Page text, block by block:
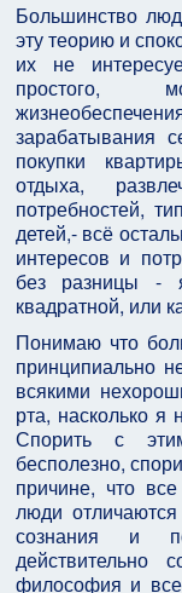
Большинство
эту теорию и
их не
простого,
зарабатывания
покупки
отдыха,
потребностей,
детей,- всё
интересов и
без разницы -
квадратной, или
Понимаю что
принципиально
всякими
рта, насколько я
Спорить с
бесполезно,
причине, что
люди
сознания и
действительно
философия и